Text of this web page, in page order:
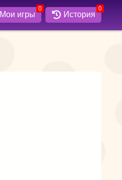
Мои игры
0
История
0